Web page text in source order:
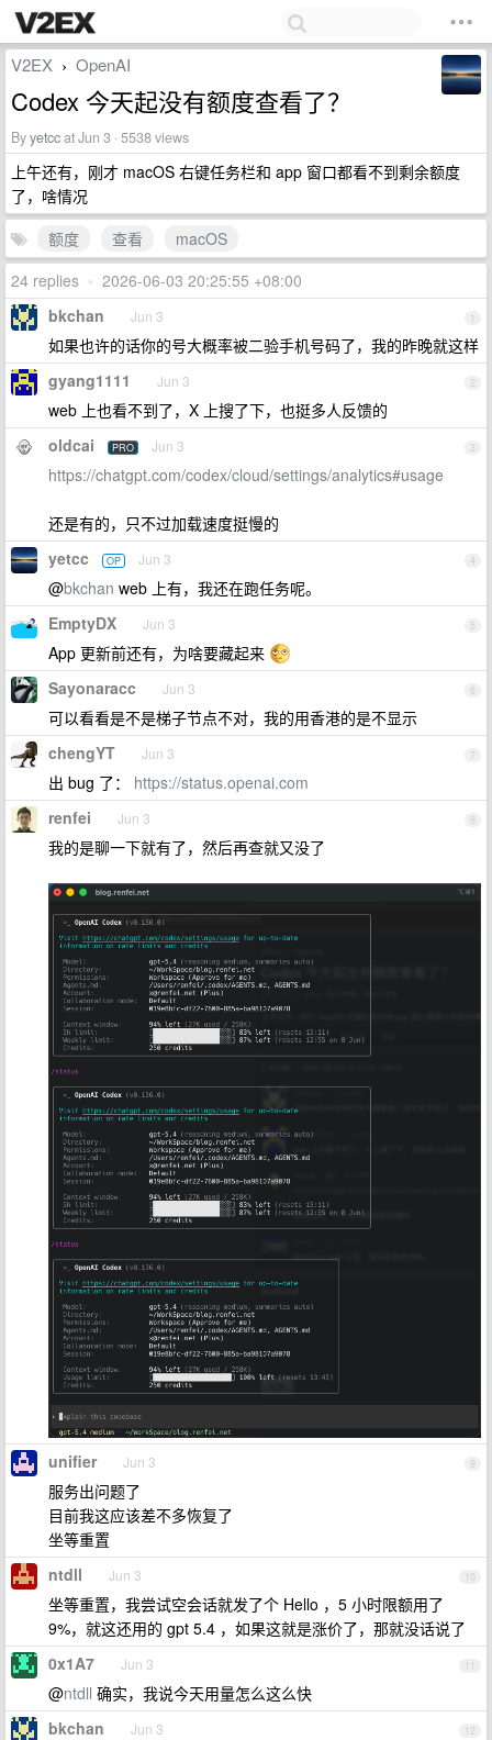
V2EX › OpenAI
Codex 今天起没有额度查看了？
Byyetccat Jun 3 · 5538 views
上午还有，刚才 macOS 右键任务栏和 app 窗口都看不到剩余额度
了，啥情况
额度
查看
macOS
24 replies • 2026-06-03 20:25:55 +08:00
1
bkchan Jun 3
如果也许的话你的号大概率被二验手机号码了，我的昨晚就这样
2
gyang1111 Jun 3
web 上也看不到了，X 上搜了下，也挺多人反馈的
3
oldcai PRO Jun 3
https://chatgpt.com/codex/cloud/settings/analytics#usage
还是有的，只不过加载速度挺慢的
4
yetcc OP Jun 3
@bkchan web 上有，我还在跑任务呢。
5
EmptyDX Jun 3
App 更新前还有，为啥要藏起来
6
Sayonaracc Jun 3
可以看看是不是梯子节点不对，我的用香港的是不显示
7
chengYT Jun 3
出 bug 了： https://status.openai.com
8
renfei Jun 3
我的是聊一下就有了，然后再查就又没了
9
unifier Jun 3
服务出问题了
目前我这应该差不多恢复了
坐等重置
10
ntdll Jun 3
坐等重置，我尝试空会话就发了个 Hello ，5 小时限额用了
9%，就这还用的 gpt 5.4 ，如果这就是涨价了，那就没话说了
11
0x1A7 Jun 3
@ntdll 确实，我说今天用量怎么这么快
12
bkchan Jun 3